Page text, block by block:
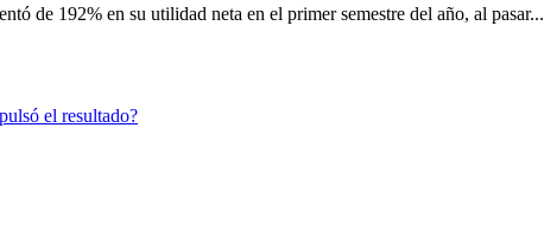
de 192% en su utilidad neta en el primer semestre del año, al pasar...